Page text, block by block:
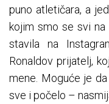
puno atletičara, a
kojim smo se svi
stavila na
Ronaldov prijatelj,
mene. Moguće je
sve i počelo –